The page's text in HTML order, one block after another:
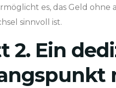
es, das Geld
sinnvoll ist.
2. Ein